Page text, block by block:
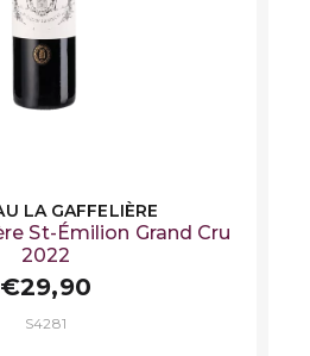
LA GAFFELIÈRE
St-Émilion Grand Cru
2022
€29,90
S4281